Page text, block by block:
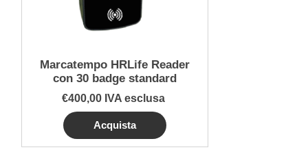
Marcatempo HRLife Reader
con 30 badge standard
€400,00 IVA esclusa
Acquista